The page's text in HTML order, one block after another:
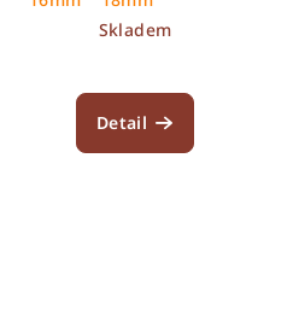
Skladem
Detail